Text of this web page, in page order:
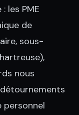
les PME
de
sous-
nous
personnel